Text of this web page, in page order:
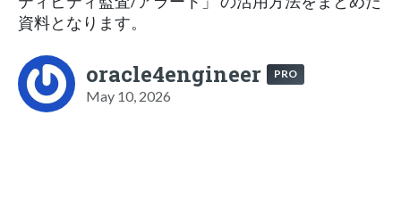
資料となります。
oracle4engineer PRO
May 10, 2026